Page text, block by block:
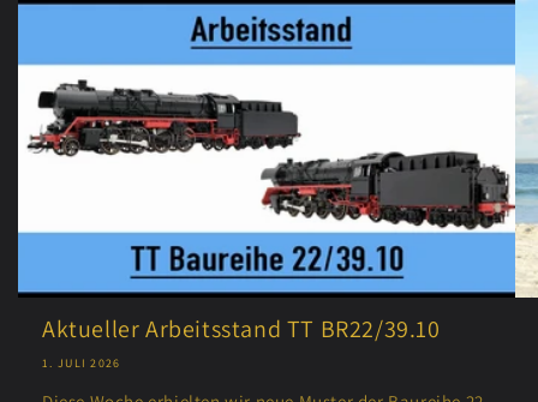
Aktueller Arbeitsstand TT BR22/39.10
1. JULI 2026